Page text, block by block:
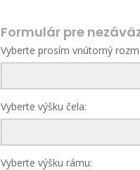
Formulár pre
Vyberte prosím vnútorný
Vyberte výšku čela:
Vyberte výšku rámu: